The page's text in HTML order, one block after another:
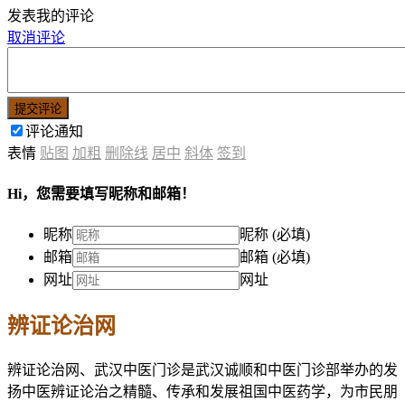
发表我的评论
取消评论
提交评论
评论通知
表情 贴图 加粗 删除线 居中 斜体 签到
Hi，您需要填写昵称和邮箱！
昵称
昵称 (必填)
邮箱
邮箱 (必填)
网址
网址
辨证论治网
辨证论治网、武汉中医门诊是武汉诚顺和中医门诊部举办的发
扬中医辨证论治之精髓、传承和发展祖国中医药学，为市民朋